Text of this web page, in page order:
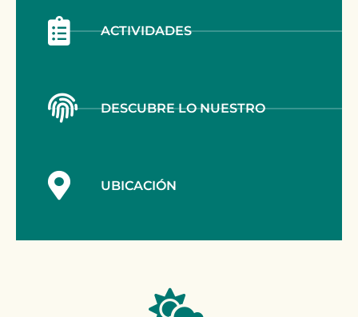
ACTIVIDADES
DESCUBRE LO NUESTRO
UBICACIÓN